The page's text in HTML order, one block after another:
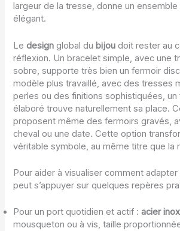
largeur de la tresse, donne un
élégant.
Ledesign global du bijou doit rester au
réflexion. Un bracelet simple, avec une
sobre, supporte très bien un fermoir
modèle plus travaillé, avec des tresses
perles ou des finitions sophistiquées, un
élaboré trouve naturellement sa place.
proposent même des fermoirs gravés,
cheval ou une date. Cette option
véritable symbole, au même titre que la
Pour aider à visualiser comment
peut s’appuyer sur quelques repères
Pour un port quotidien et actif :acier
mousqueton ou à vis, taille